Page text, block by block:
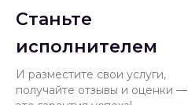
Станьте
исполнителем
И разместите свои услуги,
получайте отзывы и оценки —